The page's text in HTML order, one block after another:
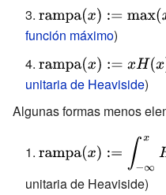
{x+|x|}{2}}}
{\displaystyle
{\mbox{rampa}}
(x):=\max(x,0)\,}
función máximo)
{\displaystyle
{\mbox{rampa}}
(x):=xH(x)\,}
unitaria de Heaviside)
Algunas formas menos
{\displaystyle
{\mbox{rampa}}
(x):=\int _{-\infty
unitaria de Heaviside)